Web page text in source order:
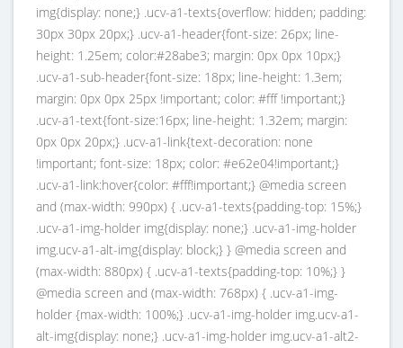
img{display: none;} .ucv-a1-texts{overflow: hidden; padding:
30px 30px 20px;} .ucv-a1-header{font-size: 26px; line-
height: 1.25em; color:#28abe3; margin: 0px 0px 10px;}
.ucv-a1-sub-header{font-size: 18px; line-height: 1.3em;
margin: 0px 0px 25px !important; color: #fff !important;}
.ucv-a1-text{font-size:16px; line-height: 1.32em; margin:
0px 0px 20px;} .ucv-a1-link{text-decoration: none
!important; font-size: 18px; color: #e62e04!important;}
.ucv-a1-link:hover{color: #fff!important;} @media screen
and (max-width: 990px) { .ucv-a1-texts{padding-top: 15%;}
.ucv-a1-img-holder img{display: none;} .ucv-a1-img-holder
img.ucv-a1-alt-img{display: block;} } @media screen and
(max-width: 880px) { .ucv-a1-texts{padding-top: 10%;} }
@media screen and (max-width: 768px) { .ucv-a1-img-
holder {max-width: 100%;} .ucv-a1-img-holder img.ucv-a1-
alt-img{display: none;} .ucv-a1-img-holder img.ucv-a1-alt2-